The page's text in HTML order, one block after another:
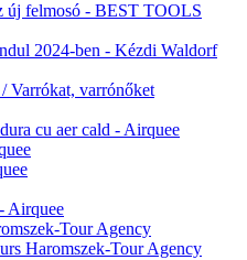
új felmosó - BEST TOOLS
2024-ben - Kézdi Waldorf
Varrókat, varrónőket
cu aer cald - Airquee
Airquee
Tour Agency
Haromszek-Tour Agency